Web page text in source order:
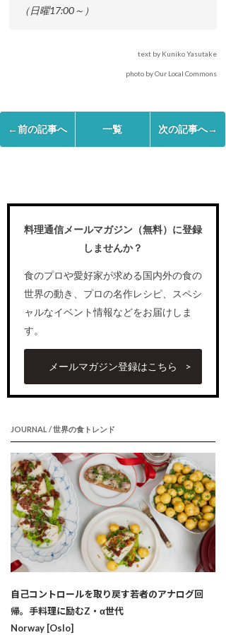
（日曜17:00～）
text by Kuniko Yasutake
photo by Our Local Commons
←前の記事へ 一覧 次の記事へ→
料理通信メールマガジン（無料）に登録
しませんか？
食のプロや愛好家が求める国内外の食の
世界の動き、プロの名作レシピ、スペシ
ャルなイベント情報などをお届けしま
す。
メールマガジン登録はこちら
JOURNAL / 世界の食トレンド
自己コントロールを取り戻す若者のアナログ回
帰。手料理に励むZ・α世代
Norway [Oslo]